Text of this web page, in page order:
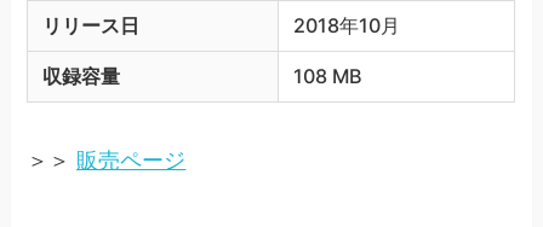
リリース日 2018年10月
収録容量 108 MB
＞＞ 販売ページ